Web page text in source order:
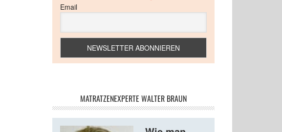
Email
MATRATZENEXPERTE WALTER BRAUN